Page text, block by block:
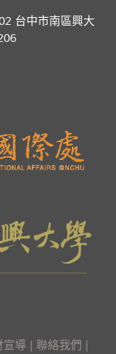
台中市南區興大
宣導 聯絡我們